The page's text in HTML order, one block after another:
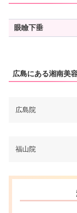
眼瞼下垂
広島にある湘南美
広島院
電話番号
アクセス
福山院